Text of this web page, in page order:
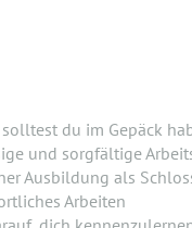
du im Gepäck
und sorgfältige
Ausbildung als
Arbeiten